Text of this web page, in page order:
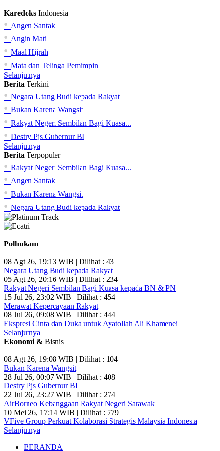
Karedoks Indonesia
• Angen Santak
• Angin Mati
• Maal Hijrah
• Mata dan Telinga Pemimpin
Selanjutnya
Berita Terkini
• Negara Utang Budi kepada Rakyat
• Bukan Karena Wangsit
• Rakyat Negeri Sembilan Bagi Kuasa...
• Destry Pjs Gubernur BI
Selanjutnya
Berita Terpopuler
• Rakyat Negeri Sembilan Bagi Kuasa...
• Angen Santak
• Bukan Karena Wangsit
• Negara Utang Budi kepada Rakyat
Polhukam
08 Agt 26, 19:13 WIB | Dilihat : 43
Negara Utang Budi kepada Rakyat
05 Agt 26, 20:16 WIB | Dilihat : 234
Rakyat Negeri Sembilan Bagi Kuasa kepada BN & PN
15 Jul 26, 23:02 WIB | Dilihat : 454
Merawat Kepercayaan Rakyat
08 Jul 26, 09:08 WIB | Dilihat : 444
Ekspresi Cinta dan Duka untuk Ayatollah Ali Khamenei
Selanjutnya
Ekonomi & Bisnis
08 Agt 26, 19:08 WIB | Dilihat : 104
Bukan Karena Wangsit
28 Jul 26, 00:07 WIB | Dilihat : 408
Destry Pjs Gubernur BI
22 Jul 26, 23:27 WIB | Dilihat : 274
AirBorneo Kebanggaan Rakyat Negeri Sarawak
10 Mei 26, 17:14 WIB | Dilihat : 779
VFive Group Perkuat Kolaborasi Strategis Malaysia Indonesia
Selanjutnya
BERANDA